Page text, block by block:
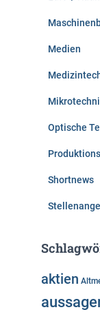
Medien
Optische
Shortnews
aktien